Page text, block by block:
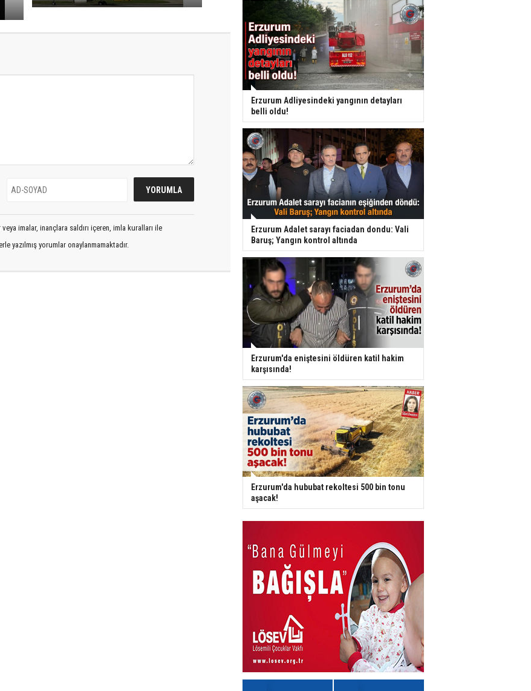
imalar, inançlara saldırı içeren, imla kuralları ile
yazılmış yorumlar onaylanmamaktadır.
Erzurum Adliyesindeki yangının detayları
belli oldu!
Erzurum Adalet sarayı faciadan dondu: Vali
Baruş; Yangın kontrol altında
Erzurum'da eniştesini öldüren katil hakim
karşısında!
Erzurum'da hububat rekoltesi 500 bin tonu
aşacak!